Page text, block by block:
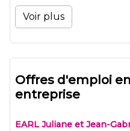
Voir plus
Offres d'emploi
entreprise
EARL Juliane et Jean-